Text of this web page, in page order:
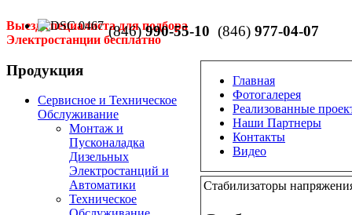
(846)990-55-10 (846) 977-04-07
Выезд специалиста для подбора
Электростанции бесплатно
Продукция
Сервисное и Техническое
Обслуживание
Монтаж и
Пусконаладка
Дизельных
Электростанций и
Автоматики
Техническое
Главная
Фотогалерея
Реализованные
Наши Партнеры
Контакты
Видео
Стабилизаторы